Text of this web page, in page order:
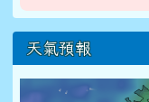
天氣預報